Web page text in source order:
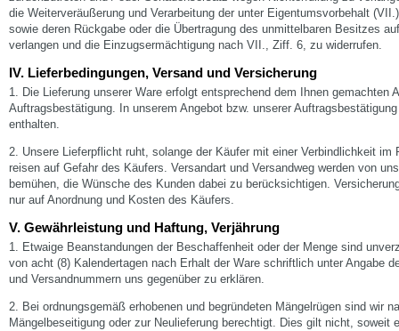
die Weiterveräußerung und Verarbeitung der unter Eigentumsvorbehalt
sowie deren Rückgabe oder die Übertragung des unmittelbaren Besitzes
verlangen und die Einzugsermächtigung nach VII., Ziff. 6, zu widerrufen.
IV. Lieferbedingungen, Versand und Versicherung
1. Die Lieferung unserer Ware erfolgt entsprechend dem Ihnen gemachten
Auftragsbestätigung. In unserem Angebot bzw. unserer
enthalten.
2. Unsere Lieferpflicht ruht, solange der Käufer mit einer Verbindlichkeit im
reisen auf Gefahr des Käufers. Versandart und Versandweg werden von
bemühen, die Wünsche des Kunden dabei zu berücksichtigen.
nur auf Anordnung und Kosten des Käufers.
V. Gewährleistung und Haftung, Verjährung
1. Etwaige Beanstandungen der Beschaffenheit oder der Menge sind
von acht (8) Kalendertagen nach Erhalt der Ware schriftlich unter Angabe
und Versandnummern uns gegenüber zu erklären.
2. Bei ordnungsgemäß erhobenen und begründeten Mängelrügen sind wir
Mängelbeseitigung oder zur Neulieferung berechtigt. Dies gilt nicht, soweit